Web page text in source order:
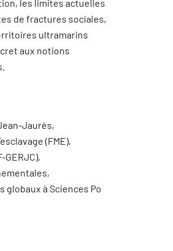
les limites actuelles
de fractures sociales,
ultramarins
aux notions
Jaurès,
(FME),
à Sciences Po